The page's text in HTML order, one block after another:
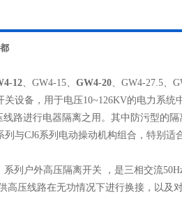
12、GW4-15、 GW4-20、GW4-27.5、
关设备，用于电压10~126KV的电力系
路进行电器隔离之用。其中防污型的
列与CJ6系列电动操动机构组合，特别
列户外高压隔离开关 ，是三相交流
高压线路在无功情况下进行换接，以